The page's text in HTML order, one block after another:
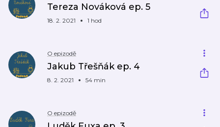
Tereza Nováková ep. 5
18. 2. 2021 1 hod
O epizodě
Jakub Třešňák ep. 4
8. 2. 2021 54 min
O epizodě